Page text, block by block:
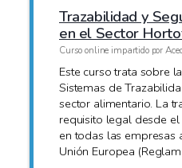
Trazabilidad y
en el Sector
Curso online impartido por
Este curso trata sobre
Sistemas de
sector alimentario. La
requisito legal desde
en todas las empresas
Unión Europea